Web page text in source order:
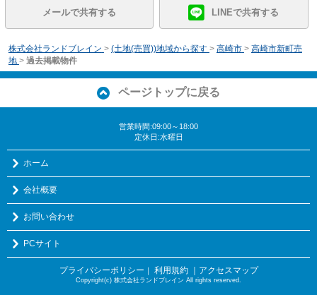
メールで共有する LINEで共有する
株式会社ランドブレイン > (土地(売買))地域から探す > 高崎市 > 高崎市新町売
地 > 過去掲載物件
ページトップに戻る
営業時間:09:00～18:00
定休日:水曜日
ホーム
会社概要
お問い合わせ
PCサイト
プライバシーポリシー ｜ 利用規約 ｜アクセスマップ
Copyright(c) 株式会社ランドブレイン All rights reserved.